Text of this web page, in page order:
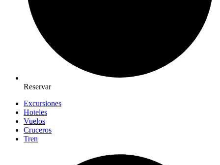
Reservar
Excursiones
Hoteles
Vuelos
Cruceros
Tren